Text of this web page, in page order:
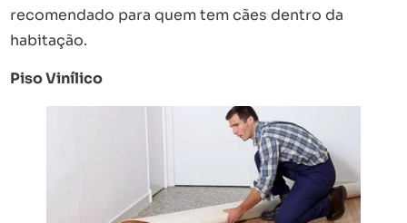
recomendado para quem tem cães dentro da
habitação.
Piso Vinílico